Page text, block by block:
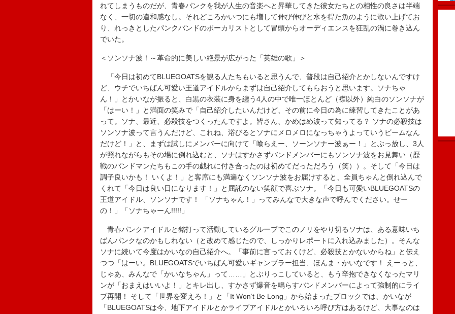
れてしまうものだが、青春パンクを我が人生の音楽へと昇華してきた彼女たちとの相性の良さは半端
なく、一切の違和感なし。それどころかいつにも増して伸び伸びと水を得た魚のように歌い上げてお
り、れっきとしたパンクバンドのボーカリストとして冒頭からオーディエンスを狂乱の渦に巻き込ん
でいた。
＜ソンソナ波！～革命的に美しい絶景が広がった「英雄の歌」＞
「今日は初めてBLUEGOATSを観る人たちもいると思うんで、普段は自己紹介とかしないんですけ
ど、ウチでいちばん可愛い王道アイドルからまずは自己紹介してもらおうと思います。ソナちゃ
ん！」とかいなが振ると、白黒の衣装に身を纏う4人の中で唯一ほとんど（襟以外）純白のソンソナが
「はーい！」と満面の笑みで「自己紹介したいんだけど、その前に今日の為に練習してきたことがあ
って。ソナ、最近、必殺技をつくったんですよ。皆さん、かめはめ波って知ってる？ ソナの必殺技は
ソンソナ波って言うんだけど、これね、浴びるとソナにメロメロになっちゃうよっていうビームなん
だけど！」と、まずは試しにメンバーに向けて「喰らえー、ソーンソナー波ぁー！」とぶっ放し、3人
が照れながらもその場に倒れ込むと、ソナはすかさずバンドメンバーにもソンソナ波をお見舞い（歴
戦のバンドマンたちもこの手の戯れに付き合ったのは初めてだっただろう（笑））。そして「今日は
調子良いかも！ いくよ！」と客席にも満遍なくソンソナ波をお届けすると、全員ちゃんと倒れ込んで
くれて「今日は良い日になります！」と屈託のない笑顔で喜ぶソナ。「今日も可愛いBLUEGOATSの
王道アイドル、ソンソナです！ 「ソナちゃん！」ってみんなで大きな声で呼んでください。せー
の！」「ソナちゃーん!!!!!」
青春パンクアイドルと銘打って活動しているグループでこのノリをやり切るソナは、ある意味いち
ばんパンクなのかもしれない（と改めて感じたので、しっかりレポートに入れ込みました）。そんな
ソナに続いて今度はかいなの自己紹介へ。「事前に言っておくけど、必殺技とかないからね」と伝え
つつ「はーい。BLUEGOATSでいちばん可愛いギャンブラー担当、ほんま・かいなです！ えーっと、
じゃあ、みんなで「かいなちゃん」って……」とぶりっこしていると、もう辛抱できなくなったマリ
ンが「おまえはいいよ！」とキレ出し、すかさず爆音を鳴らすバンドメンバーによって強制的にライ
ブ再開！ そして「世界を変えろ！」と「It Won’t Be Long」から始まったブロックでは、かいなが
「BLUEGOATSは今、地下アイドルとかライブアイドルとかいろいろ呼び方はあるけど、大事なのは